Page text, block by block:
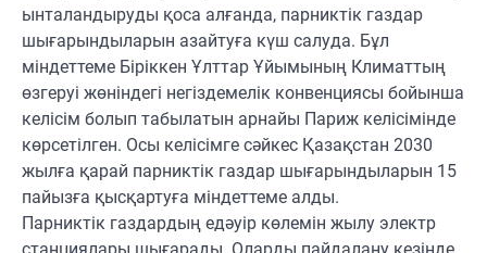
ынталандыруды қоса алғанда, парниктік газдар
шығарындыларын азайтуға күш салуда. Бұл
міндеттеме Біріккен Ұлттар Ұйымының Климаттың
өзгеруі жөніндегі негіздемелік конвенциясы бойынша
келісім болып табылатын арнайы Париж келісімінде
көрсетілген. Осы келісімге сәйкес Қазақстан 2030
жылға қарай парниктік газдар шығарындыларын 15
пайызға қысқартуға міндеттеме алды.
Парниктік газдардың едәуір көлемін жылу электр
станциялары шығарады. Оларды пайдалану кезінде